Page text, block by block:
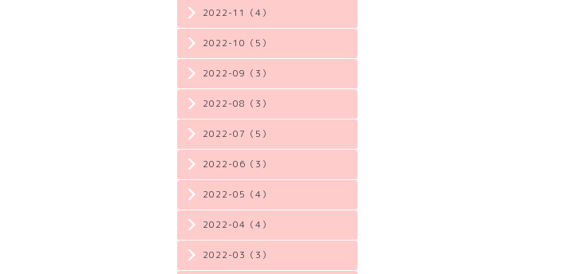
2022-11（4）
2022-10（5）
2022-09（3）
2022-08（3）
2022-07（5）
2022-06（3）
2022-05（4）
2022-04（4）
2022-03（3）